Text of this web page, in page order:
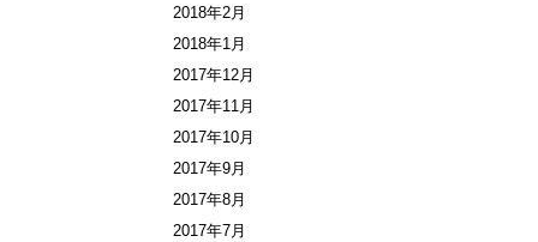
2018年2月
2018年1月
2017年12月
2017年11月
2017年10月
2017年9月
2017年8月
2017年7月